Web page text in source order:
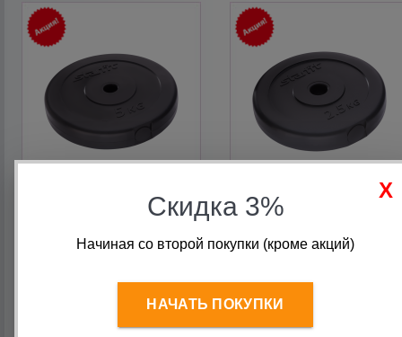
Блин для штанги 5 кг d26
В корзину
Блин для штанги 2,5 кг
d26 SXM-2,5
В корзину
Скидка 3%
Начиная со второй покупки (кроме акций)
НАЧАТЬ ПОКУПКИ